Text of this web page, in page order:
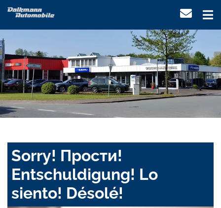
Sorry! Прости!
Entschuldigung! Lo
siento! Désolé!